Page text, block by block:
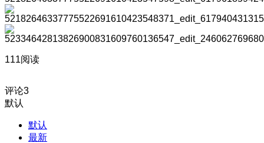
111阅读
评论3
默认
默认
最新